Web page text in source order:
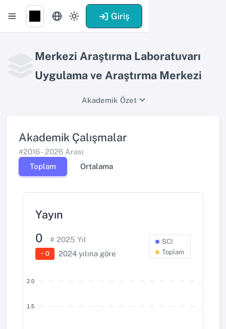
Giriş
Merkezi Araştırma Laboratuvarı
Uygulama ve Araştırma Merkezi
Akademik Özet
Akademik Çalışmalar
#2016 - 2026 Arası
Toplam
Ortalama
Yayın
0 # 2025 Yıl
− 0 2024 yılına göre
SCI
Toplam
2.0
1.5